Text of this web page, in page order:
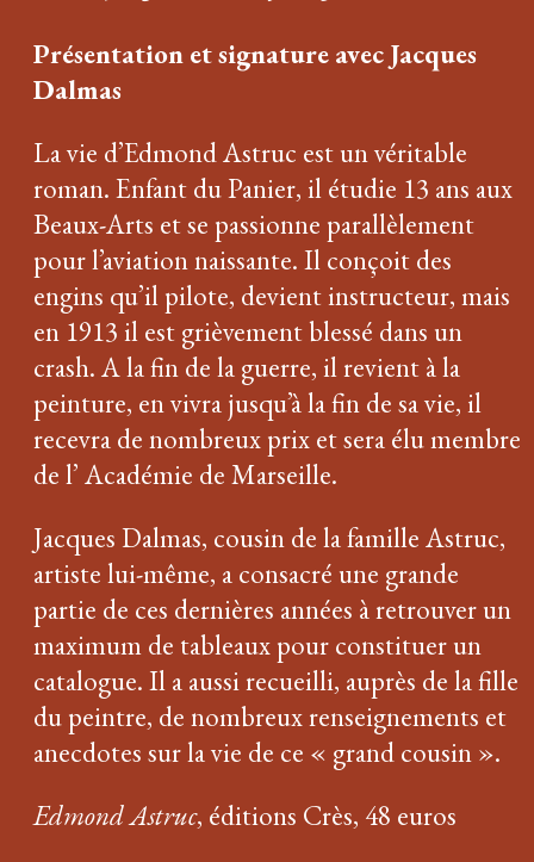
Présentation et signature avec Jacques
Dalmas
La vie d’Edmond Astruc est un véritable
roman. Enfant du Panier, il étudie 13 ans aux
Beaux-Arts et se passionne parallèlement
pour l’aviation naissante. Il conçoit des
engins qu’il pilote, devient instructeur, mais
en 1913 il est grièvement blessé dans un
crash. A la fin de la guerre, il revient à la
peinture, en vivra jusqu’à la fin de sa vie, il
recevra de nombreux prix et sera élu membre
de l’ Académie de Marseille.
Jacques Dalmas, cousin de la famille Astruc,
artiste lui-même, a consacré une grande
partie de ces dernières années à retrouver un
maximum de tableaux pour constituer un
catalogue. Il a aussi recueilli, auprès de la fille
du peintre, de nombreux renseignements et
anecdotes sur la vie de ce « grand cousin ».
Edmond Astruc, éditions Crès, 48 euros